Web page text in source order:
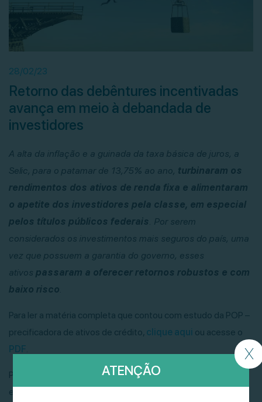
ATENÇÃO
X
28/02/23
Retorno das debêntures incentivadas
avança em meio à debandada de
investidores
A alta da inflação e a guinada da taxa básica de juros, a
Selic, para o patamar de 13,75% ao ano, turbinaram os
rendimentos dos ativos de renda fixa e alimentaram
o apetite dos investidores pela classe, em especial
pelos títulos públicos federais. Por serem
considerados os investimentos mais seguros do país, uma
vez que possuem a garantia do governo, esses
ativos passaram a oferecer retornos robustos e com
baixo risco.
Para ler a matéria completa que contou com estudo da POP –
precificadora de ativos de crédito, clique aqui ou acesse o
PDF.
Para mais informações, fale com a gente – contato@luz-
ef.com.